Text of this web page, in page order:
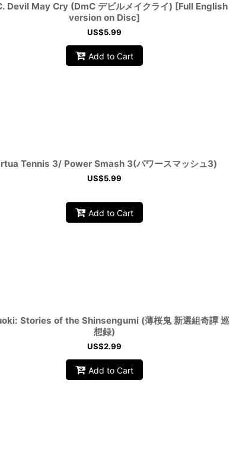
Devil May Cry (DmC デビルメイクライ) [Full English
version on Disc]
US$5.99
Add to Cart
Tennis 3/ Power Smash 3(パワースマッシュ3)
US$5.99
Add to Cart
Stories of the Shinsengumi (薄桜鬼 新選組奇譚 巡
想録)
US$2.99
Add to Cart